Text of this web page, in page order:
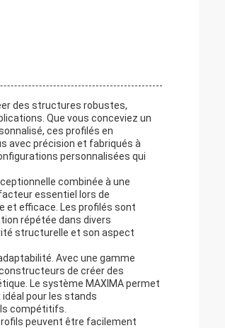
des structures robustes,
Que vous conceviez un
ces profilés en
avec précision et fabriqués à
personnalisées qui
combinée à une
essentiel lors de
et efficace. Les profilés sont
répétée dans divers
structurelle et son aspect
Avec une gamme
de créer des
Le système MAXIMA permet
pour les stands
compétitifs.
peuvent être facilement